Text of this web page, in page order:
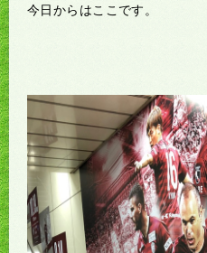
今日からはここです。